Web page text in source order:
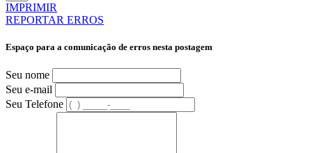
IMPRIMIR
REPORTAR ERROS
Espaço para a comunicação de erros nesta postagem
Seu nome
Seu e-mail
Seu Telefone